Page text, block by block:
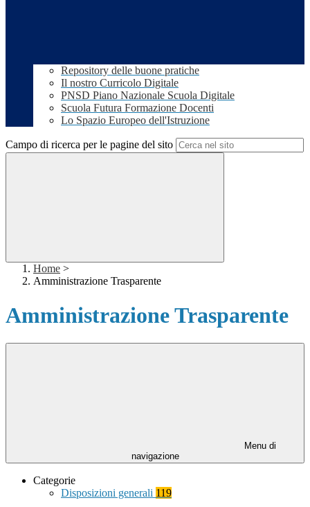
Repository delle buone pratiche
Il nostro Curricolo Digitale
PNSD Piano Nazionale Scuola Digitale
Scuola Futura Formazione Docenti
Lo Spazio Europeo dell'Istruzione
Campo di ricerca per le pagine del sito
Home >
Amministrazione Trasparente
Amministrazione Trasparente
Menu di
navigazione
Categorie
Disposizioni generali 119